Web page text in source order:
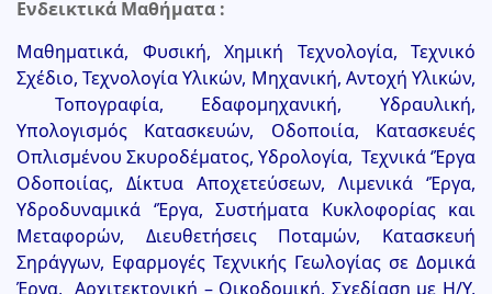
Ενδεικτικά Μαθήματα :
Μαθηματικά, Φυσική, Χημική Τεχνολογία, Τεχνικό
Σχέδιο, Τεχνολογία Υλικών, Μηχανική, Αντοχή Υλικών,
Τοπογραφία, Εδαφομηχανική, Υδραυλική,
Υπολογισμός Κατασκευών, Οδοποιία, Κατασκευές
Οπλισμένου Σκυροδέματος, Υδρολογία, Τεχνικά ‘Έργα
Οδοποιίας, Δίκτυα Αποχετεύσεων, Λιμενικά ‘Έργα,
Υδροδυναμικά ‘Έργα, Συστήματα Κυκλοφορίας και
Μεταφορών, Διευθετήσεις Ποταμών, Κατασκευή
Σηράγγων, Εφαρμογές Τεχνικής Γεωλογίας σε Δομικά
Έργα, Αρχιτεκτονική – Οικοδομική, Σχεδίαση με Η/Υ,